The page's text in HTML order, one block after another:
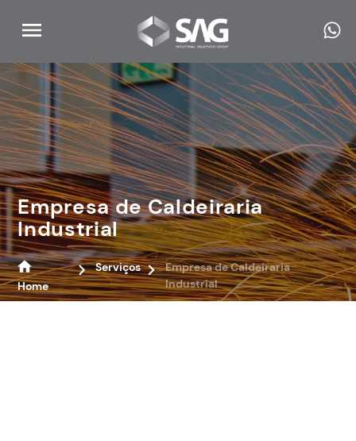
Empresa de Caldeiraria
Industrial
Home
Serviços
Empresa de Caldeiraria
Industrial